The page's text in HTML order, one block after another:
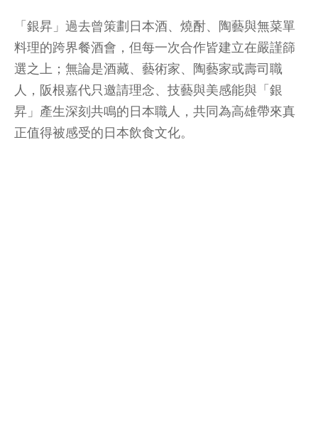
「銀昇」過去曾策劃日本酒、燒酎、陶藝與無菜單
料理的跨界餐酒會，但每一次合作皆建立在嚴謹篩
選之上；無論是酒藏、藝術家、陶藝家或壽司職
人，阪根嘉代只邀請理念、技藝與美感能與「銀
昇」產生深刻共鳴的日本職人，共同為高雄帶來真
正值得被感受的日本飲食文化。